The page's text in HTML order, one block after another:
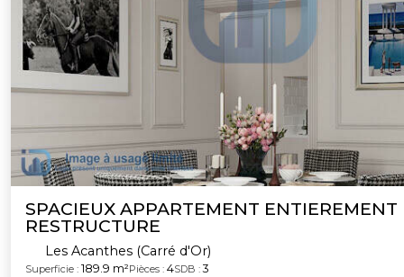
SPACIEUX APPARTEMENT ENTIEREMENT
RESTRUCTURE
Les Acanthes (Carré d'Or)
Superficie : 189.9 m²Pièces : 4SDB : 3